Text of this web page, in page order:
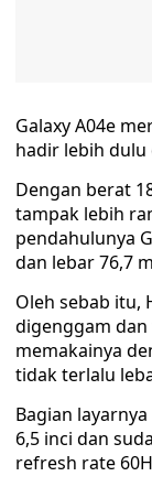
Galaxy A04e
hadir lebih dulu
Dengan berat
tampak lebih
pendahulunya
dan lebar 76,7
Oleh sebab itu,
digenggam
memakainya
tidak terlalu
Bagian
6,5 inci dan
refresh rate